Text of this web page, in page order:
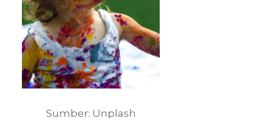
Sumber: Unplash